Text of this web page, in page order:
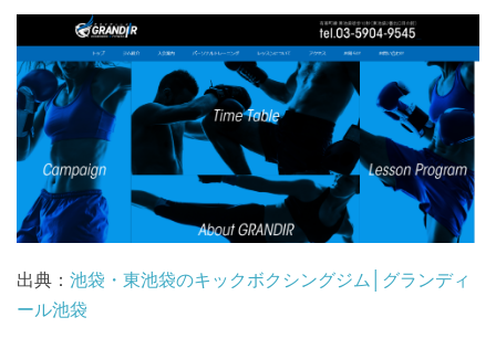
出典： 池袋・東池袋のキックボクシングジム│グランディ
ール池袋